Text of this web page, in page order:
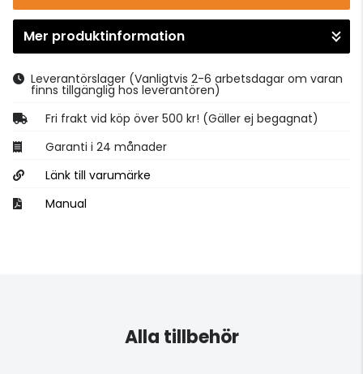
Gå till kassan
Mer produktinformation
Leverantörslager (Vanligtvis 2-6 arbetsdagar om varan
finns tillgänglig hos leverantören)
Fri frakt vid köp över 500 kr! (Gäller ej begagnat)
Garanti i 24 månader
Länk till varumärke
Manual
Alla tillbehör